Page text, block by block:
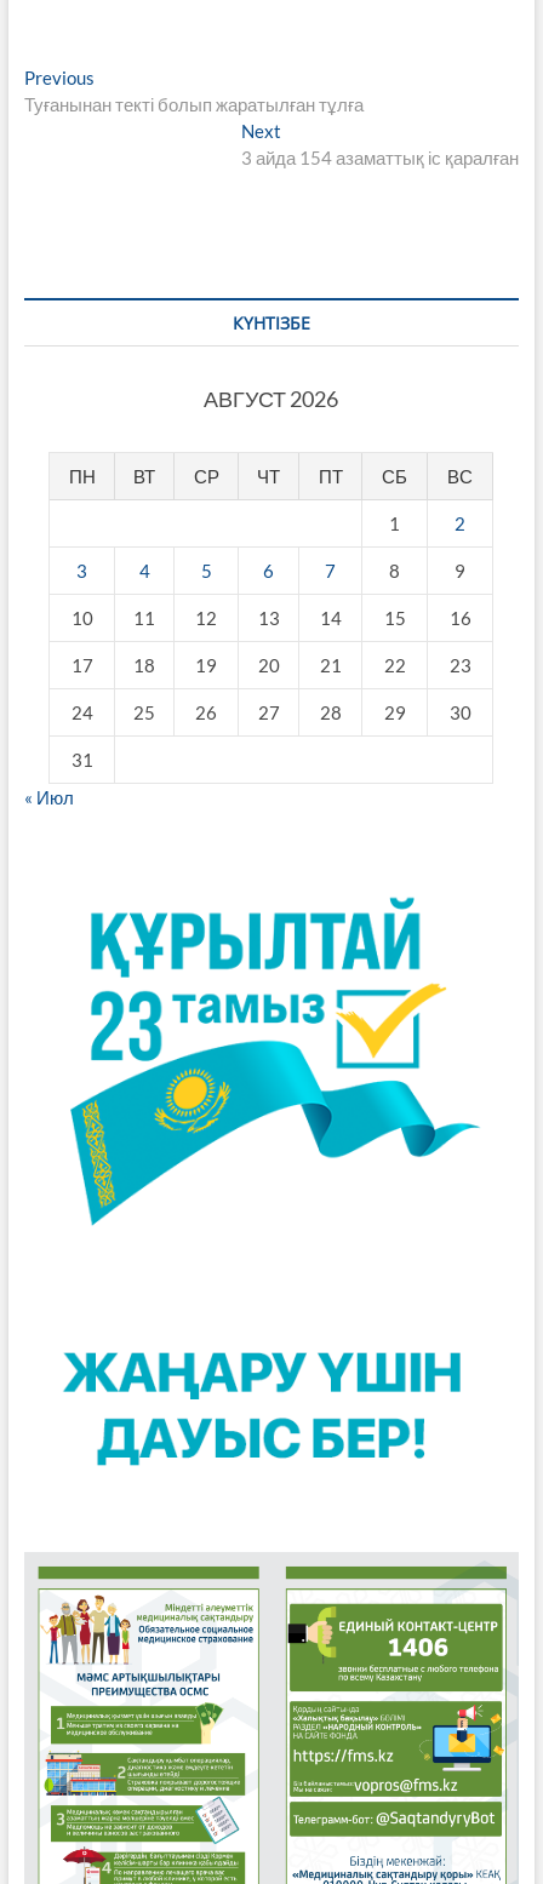
Навигация
по
PreviousPrevious
post:
Туғанынан текті болып жаратылған тұлға
Next
post:
3 айда 154 азаматтық іс қаралған
КҮНТІЗБЕ
АВГУСТ 2026
ПН ВТ СР ЧТ ПТ СБ ВС
1 2
3 4 5 6 7 8 9
10 11 12 13 14 15 16
17 18 19 20 21 22 23
24 25 26 27 28 29 30
31
« Июл